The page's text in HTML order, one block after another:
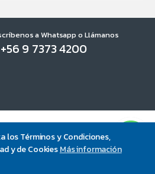
los Términos y Condiciones,
y de CookiesMás información
a Whatsapp o Llámanos
9 7373 4200